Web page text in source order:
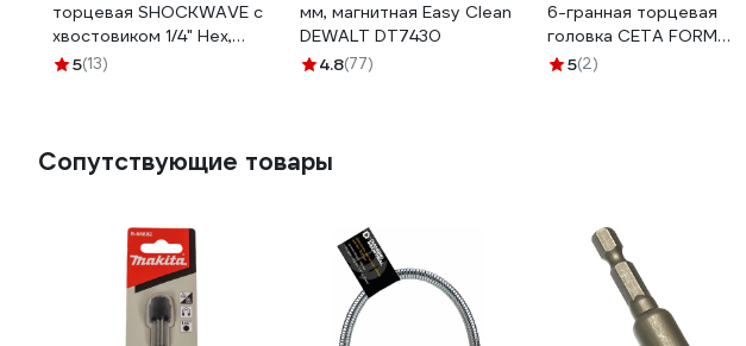
торцевая SHOCKWAVE c
хвостовиком 1/4" Hex,
8x65 мм Milwaukee
5(13)
мм, магнитная Easy Clean
DEWALT DT7430
4.8(77)
6-гранная торцевая
головка CETA FORM
8x65мм, хвостовик Hex E
5(2)
Сопутствующие товары